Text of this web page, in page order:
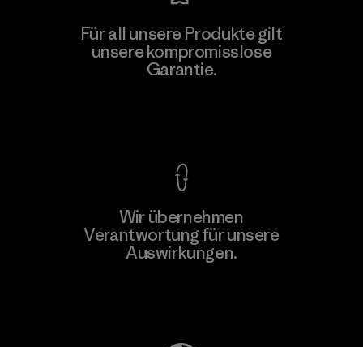
Hirdaramani Industries (Pvt)
Ltd. - Kahathuduwa
Für all unsere Produkte gilt
unsere kompromisslose
Garantie.
Wir übernehmen
Verantwortung für unsere
Auswirkungen.